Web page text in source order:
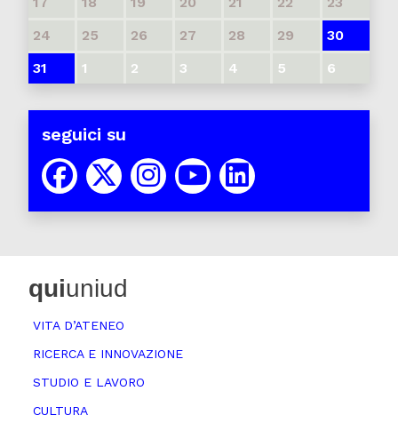
24
25 26 27 28 29
30
31
1 2 3 4 5 6
seguici su
quiuniud
VITA D’ATENEO
RICERCA E INNOVAZIONE
STUDIO E LAVORO
CULTURA